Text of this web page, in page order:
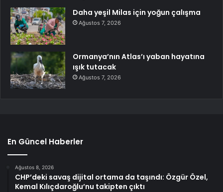
Daha yeşil Milas için yoğun çalışma
Ağustos 7, 2026
Ormanya’nın Atlas’ı yaban hayatına
ışık tutacak
Ağustos 7, 2026
En Güncel Haberler
Ağustos 8, 2026
CHP’deki savaş dijital ortama da taşındı: Özgür Özel,
Kemal Kılıçdaroğlu’nu takipten çıktı